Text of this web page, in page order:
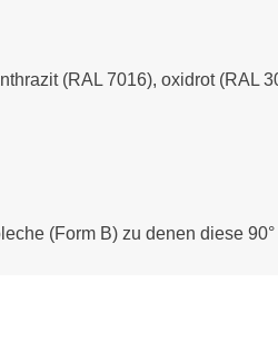
(RAL 7016), oxidrot (RAL
(Form B) zu denen diese